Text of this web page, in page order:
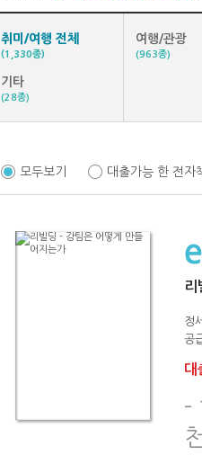
취미/여행 전체
(1,330종)
여행/관광
(963종)
기타
(28종)
모두보기 대출가능 한 전자
리
정
공
대
-